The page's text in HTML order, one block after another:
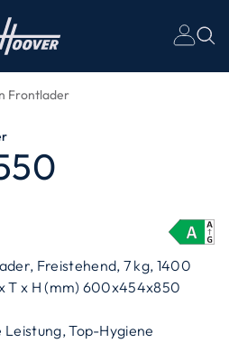
Frontlader
Freistehend, 7 kg, 1400
T x H (mm) 600x454x850
Top-Hygiene